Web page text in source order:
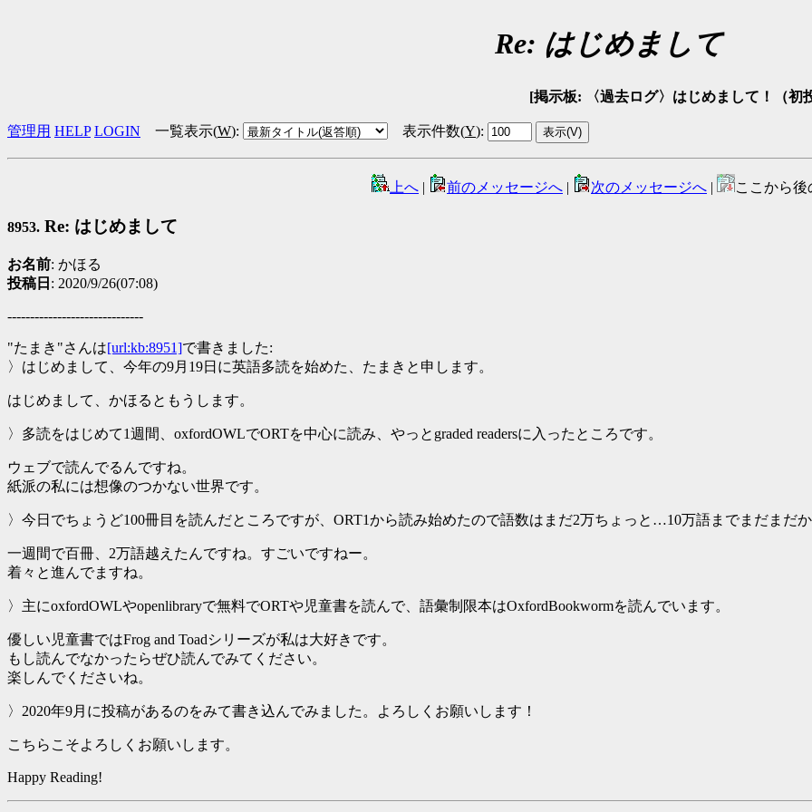
Re: はじめまして
[掲示板: 〈過去ログ〉はじめまして！（初
管理用 HELP LOGIN 一覧表示(W): 表示件数(Y):
上へ | 前のメッセージへ | 次のメッセージへ | ここから後
8953. Re: はじめまして
お名前: かほる
投稿日 : 2020/9/26(07:08)
------------------------------
"たまき"さんは[url:kb:8951]で書きました:
〉はじめまして、今年の9月19日に英語多読を始めた、たまきと申します。
はじめまして、かほるともうします。
〉多読をはじめて1週間、oxfordOWLでORTを中心に読み、やっとgraded readersに入ったところです。
ウェブで読んでるんですね。
紙派の私には想像のつかない世界です。
〉今日でちょうど100冊目を読んだところですが、ORT1から読み始めたので語数はまだ2万ちょっと…10万語までまだまだか
一週間で百冊、2万語越えたんですね。すごいですねー。
着々と進んでますね。
〉主にoxfordOWLやopenlibraryで無料でORTや児童書を読んで、語彙制限本はOxfordBookwormを読んでいます。
優しい児童書ではFrog and Toadシリーズが私は大好きです。
もし読んでなかったらぜひ読んでみてください。
楽しんでくださいね。
〉2020年9月に投稿があるのをみて書き込んでみました。よろしくお願いします！
こちらこそよろしくお願いします。
Happy Reading!